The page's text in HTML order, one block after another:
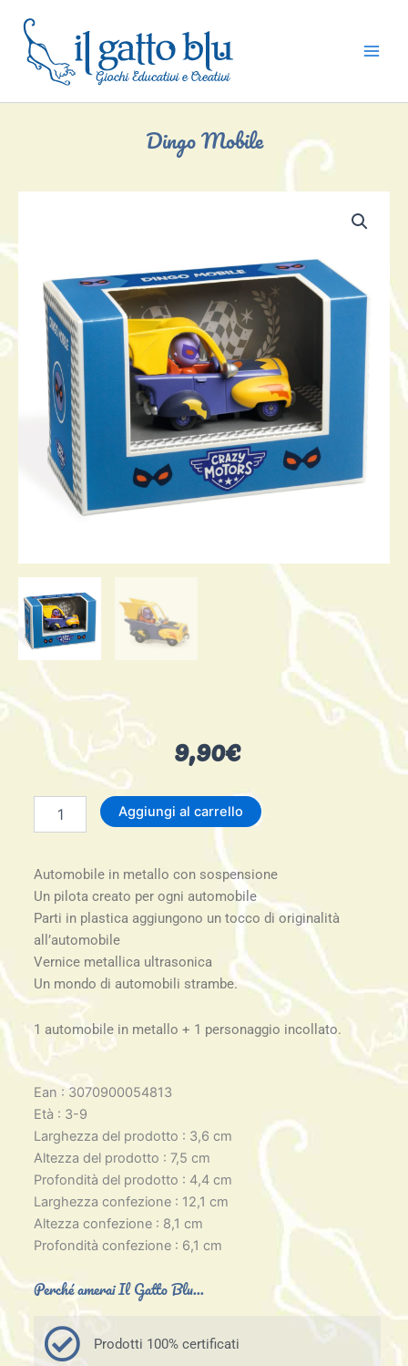
contenuto
Dingo Mobile
9,90€
Mobile
Aggiungi al carrello
Automobile in metallo con sospensione
Un pilota creato per ogni automobile
Parti in plastica aggiungono un tocco di originalità
all’automobile
Vernice metallica ultrasonica
Un mondo di automobili strambe.
1 automobile in metallo + 1 personaggio incollato.
Ean : 3070900054813
Età : 3-9
Larghezza del prodotto : 3,6 cm
Altezza del prodotto : 7,5 cm
Profondità del prodotto : 4,4 cm
Larghezza confezione : 12,1 cm
Altezza confezione : 8,1 cm
Profondità confezione : 6,1 cm
Perché amerai Il Gatto Blu...
Prodotti 100% certificati